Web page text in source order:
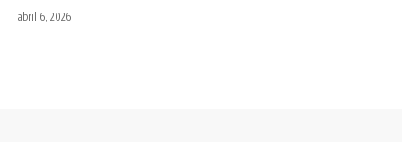
abril 6, 2026